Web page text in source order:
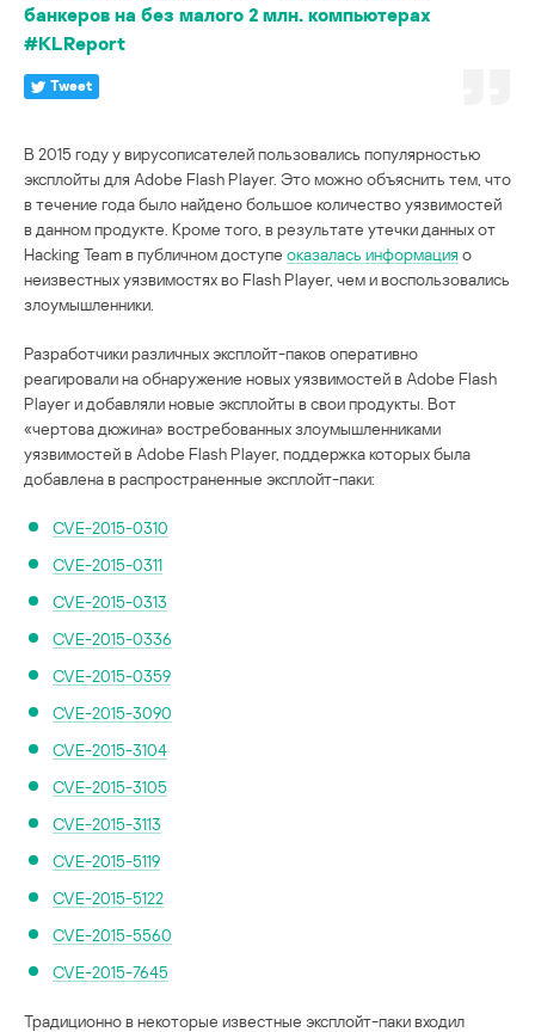
банкеров на без малого 2 млн. компьютерах
#KLReport
Tweet
В 2015 году у вирусописателей пользовались популярностью
эксплойты для Adobe Flash Player. Это можно объяснить тем, что
в течение года было найдено большое количество уязвимостей
в данном продукте. Кроме того, в результате утечки данных от
Hacking Team в публичном доступе оказалась информация о
неизвестных уязвимостях во Flash Player, чем и воспользовались
злоумышленники.
Разработчики различных эксплойт-паков оперативно
реагировали на обнаружение новых уязвимостей в Adobe Flash
Player и добавляли новые эксплойты в свои продукты. Вот
«чертова дюжина» востребованных злоумышленниками
уязвимостей в Adobe Flash Player, поддержка которых была
добавлена в распространенные эксплойт-паки:
CVE-2015-0310
CVE-2015-0311
CVE-2015-0313
CVE-2015-0336
CVE-2015-0359
CVE-2015-3090
CVE-2015-3104
CVE-2015-3105
CVE-2015-3113
CVE-2015-5119
CVE-2015-5122
CVE-2015-5560
CVE-2015-7645
Традиционно в некоторые известные эксплойт-паки входил